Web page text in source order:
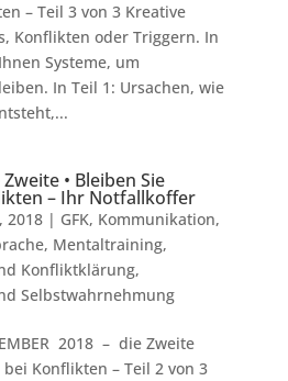
– Teil 3 von 3 Kreative
Konflikten oder Triggern. In
Systeme, um
In Teil 1: Ursachen, wie
• Bleiben Sie
– Ihr Notfallkoffer
2018| GFK, Kommunikation,
, Mentaltraining,
Konfliktklärung,
Selbstwahrnehmung
2018 – die Zweite
Konflikten – Teil 2 von 3